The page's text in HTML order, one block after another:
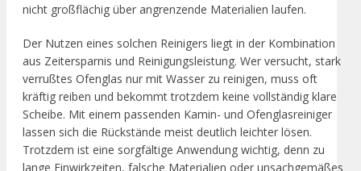
nicht großflächig über angrenzende Materialien laufen.
Der Nutzen eines solchen Reinigers liegt in der Kombination
aus Zeitersparnis und Reinigungsleistung. Wer versucht, stark
verrußtes Ofenglas nur mit Wasser zu reinigen, muss oft
kräftig reiben und bekommt trotzdem keine vollständig klare
Scheibe. Mit einem passenden Kamin- und Ofenglasreiniger
lassen sich die Rückstände meist deutlich leichter lösen.
Trotzdem ist eine sorgfältige Anwendung wichtig, denn zu
lange Einwirkzeiten, falsche Materialien oder unsachgemäßes